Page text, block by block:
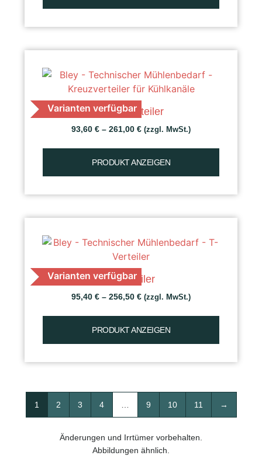
Varianten verfügbar
Kreuzverteiler
93,60 € – 261,00 € (zzgl. MwSt.)
PRODUKT ANZEIGEN
Varianten verfügbar
T-Verteiler
95,40 € – 256,50 € (zzgl. MwSt.)
PRODUKT ANZEIGEN
1 2 3 4 9 10 11 →
Änderungen und Irrtümer vorbehalten.
Abbildungen ähnlich.